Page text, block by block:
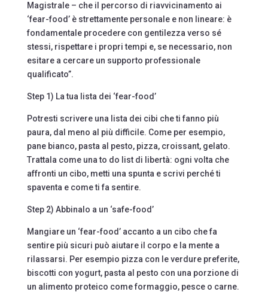
Magistrale – che il percorso di riavvicinamento ai
‘fear-food’ è strettamente personale e non lineare: è
fondamentale procedere con gentilezza verso sé
stessi, rispettare i propri tempi e, se necessario, non
esitare a cercare un supporto professionale
qualificato”.
Step 1) La tua lista dei ‘fear-food’
Potresti scrivere una lista dei cibi che ti fanno più
paura, dal meno al più difficile. Come per esempio,
pane bianco, pasta al pesto, pizza, croissant, gelato.
Trattala come una to do list di libertà: ogni volta che
affronti un cibo, metti una spunta e scrivi perché ti
spaventa e come ti fa sentire.
Step 2) Abbinalo a un ‘safe-food’
Mangiare un ‘fear-food’ accanto a un cibo che fa
sentire più sicuri può aiutare il corpo e la mente a
rilassarsi. Per esempio pizza con le verdure preferite,
biscotti con yogurt, pasta al pesto con una porzione di
un alimento proteico come formaggio, pesce o carne.